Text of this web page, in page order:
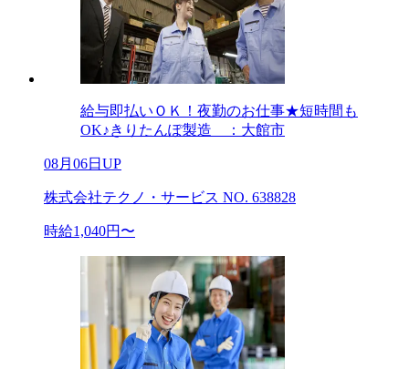
給与即払いＯＫ！夜勤のお仕事★短時間も
OK♪きりたんぽ製造 ：大館市
08月06日UP
株式会社テクノ・サービス NO. 638828
時給1,040円〜